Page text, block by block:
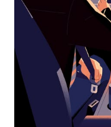
tecla
“ESC”
o
calendário.